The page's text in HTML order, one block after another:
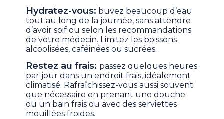
Hydratez-vous: buvez beaucoup d’eau
tout au long de la journée, sans attendre
d’avoir soif ou selon les recommandations
de votre médecin. Limitez les boissons
alcoolisées, caféinées ou sucrées.
Restez au frais: passez quelques heures
par jour dans un endroit frais, idéalement
climatisé. Rafraîchissez-vous aussi souvent
que nécessaire en prenant une douche
ou un bain frais ou avec des serviettes
mouillées froides.